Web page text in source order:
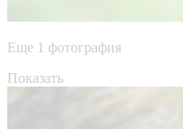
Еще 1 фотография
Показать